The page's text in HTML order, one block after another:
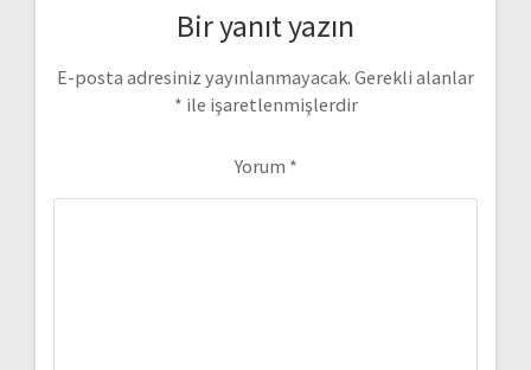
Bir yanıt yazın
E-posta adresiniz yayınlanmayacak. Gerekli alanlar
* ile işaretlenmişlerdir
Yorum *